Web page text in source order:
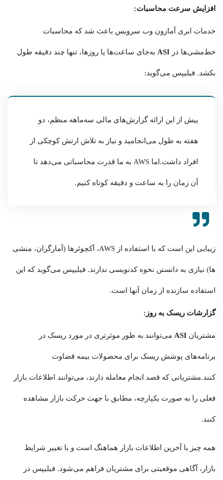
افزایش سرعت محاسبات:
خدمات ابری آمازون وب سرویس باعث شد که محاسبات
خط‌مشی‌ها در ASI به‌جای ساعت‌ها یا روزها، تنها چند دقیقه طول
بکشد. فیلیپس می‌گوید:
پیش از این ارائه گزارش‌های مالی سه‌ماهه منظم، دو
هفته به طول می‌انجامید و نیاز به تلاش ارتش کوچکی از
افراد داشت.اما AWS به ما قدرت محاسباتی می‌دهد تا
آن زمان را به ساعت و دقیقه کوتاه کنیم.
زیبایی این است که با استفاده از AWS، آکچوئرها (آمارگران، منشی
ها) نیازی به دانستن نحوه کدنویسی ندارند. فیلیپس می‌گوید که این
استفاده سازنده از زمان آنها است.
گزارشات ریسک به‌ روز:
مشتریان ASI می‌توانند به طور موثرتری در مورد ریسک در
برنامه‌های پوشش ریسک برای محصولات بیمه قضاوت
کنند.مشتریانی که قصد انجام معامله دارند، می‌توانند اطلاعات بازار
فعلی را به صورت یکپارچه، مطابق با جهت حرکت بازار مشاهده
کنند.
همه چیز با آخرین اطلاعات بازار هماهنگ است و با تغییر شرایط
بازار، آگاهی موقعیتی برای مشتریان فراهم می‌شود. فیلیپس در